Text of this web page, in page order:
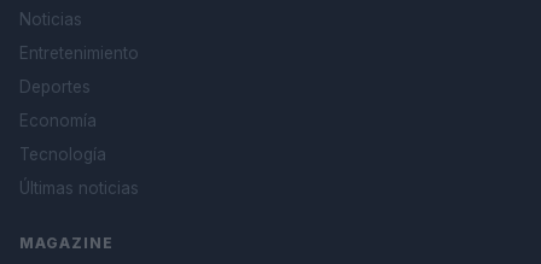
Noticias
Entretenimiento
Deportes
Economía
Tecnología
Últimas noticias
MAGAZINE